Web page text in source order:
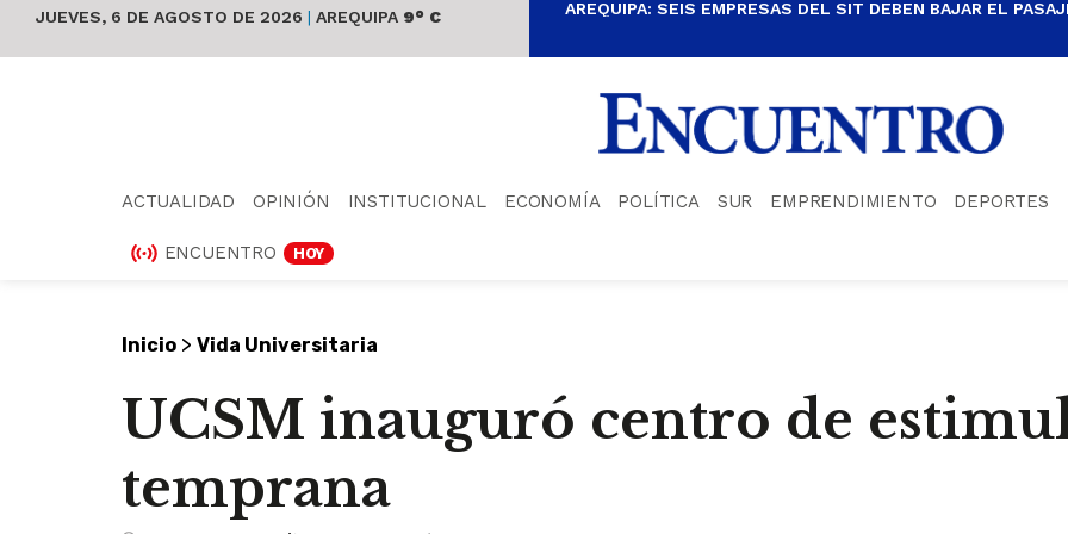
JUEVES, 6 DE AGOSTO DE 2026 | AREQUIPA 9° C AREQUIPA: SEIS EMPRESAS DEL SIT DEBEN BAJAR EL
ACTUALIDAD OPINIÓN INSTITUCIONAL ECONOMÍA POLÍTICA SUR EMPRENDIMIENTO DEPORTES
ENCUENTRO HOY
Inicio > Vida Universitaria
UCSM inauguró centro de
temprana